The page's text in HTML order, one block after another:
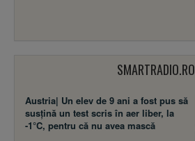
SMARTRADIO.RO
Austria| Un elev de 9 ani a fost pus să
susţină un test scris în aer liber, la
-1°C, pentru că nu avea mască